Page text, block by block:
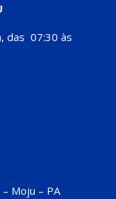
das 07:30 às
Moju – PA